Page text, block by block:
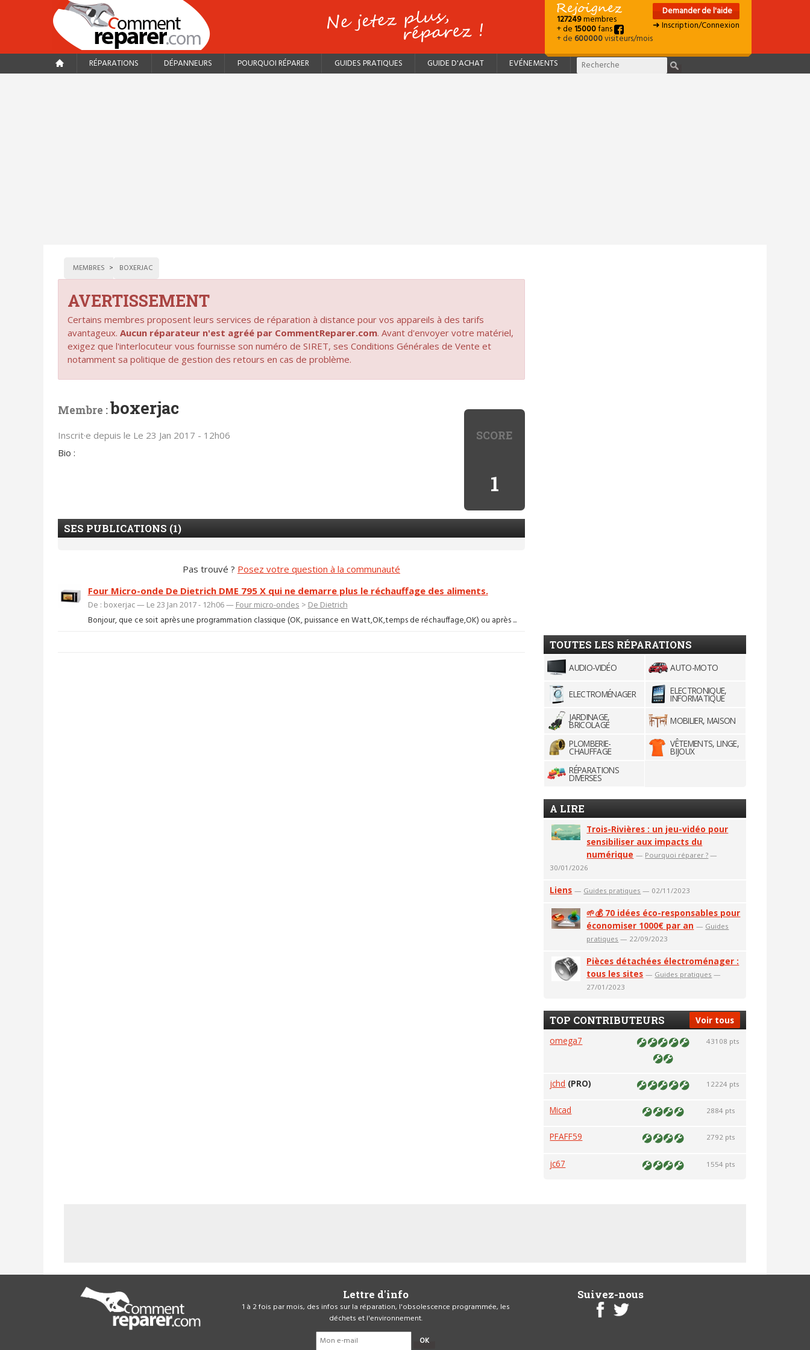
127249membres
+ de15000fans
+ de600000visiteurs/mois
Demander de l'aide
➜ Inscription/Connexion
RÉPARATIONS DÉPANNEURS POURQUOI RÉPARER GUIDES PRATIQUES GUIDE D'ACHAT EVÉNEMENTS
MEMBRES BOXERJAC
AVERTISSEMENT
Certains membres proposent leurs services de réparation à distance pour vos appareils à des tarifs
avantageux. Aucun réparateur n'est agréé par CommentReparer.com. Avant d'envoyer votre matériel,
exigez que l'interlocuteur vous fournisse son numéro de SIRET, ses Conditions Générales de Vente et
notamment sa politique de gestion des retours en cas de problème.
SCORE
1
Membre :boxerjac
Inscrit·e depuis le Le 23 Jan 2017 - 12h06
Bio :
SES PUBLICATIONS (1)
Pas trouvé ? Posez votre question à la communauté
Four Micro-onde De Dietrich DME 795 X qui ne demarre plus le réchauffage des aliments.
De : boxerjac — Le 23 Jan 2017 - 12h06 — Four micro-ondes > De Dietrich
Bonjour, que ce soit après une programmation classique (OK, puissance en Watt,OK,temps de réchauffage,OK) ou après ...
TOUTES LES RÉPARATIONS
AUDIO-VIDÉO AUTO-MOTO
ELECTROMÉNAGER ELECTRONIQUE,
INFORMATIQUE
JARDINAGE,
BRICOLAGE
MOBILIER, MAISON
PLOMBERIE-
CHAUFFAGE
VÊTEMENTS, LINGE,
BIJOUX
RÉPARATIONS
DIVERSES
A LIRE
Trois-Rivières : un jeu-vidéo pour
sensibiliser aux impacts du
numérique — Pourquoi réparer ? —
30/01/2026
Liens — Guides pratiques — 02/11/2023
🌱💰 70 idées éco-responsables pour
économiser 1000€ par an — Guides
pratiques — 22/09/2023
Pièces détachées électroménager :
tous les sites — Guides pratiques —
27/01/2023
Voir tous
TOP CONTRIBUTEURS
omega7 43108 pts
jchd (PRO) 12224 pts
Micad 2884 pts
PFAFF59 2792 pts
jc67 1554 pts
Lettre d'info
1 à 2 fois par mois, des infos sur la réparation, l'obsolescence programmée, les
déchets et l'environnement.
OK
Suivez-nous